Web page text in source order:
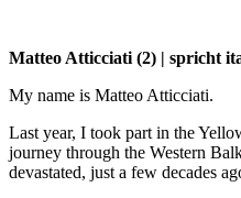
Matteo Atticciati (2) | spricht
My name is Matteo Atticciati.
Last year, I took part in the
journey through the Western
devastated, just a few decades